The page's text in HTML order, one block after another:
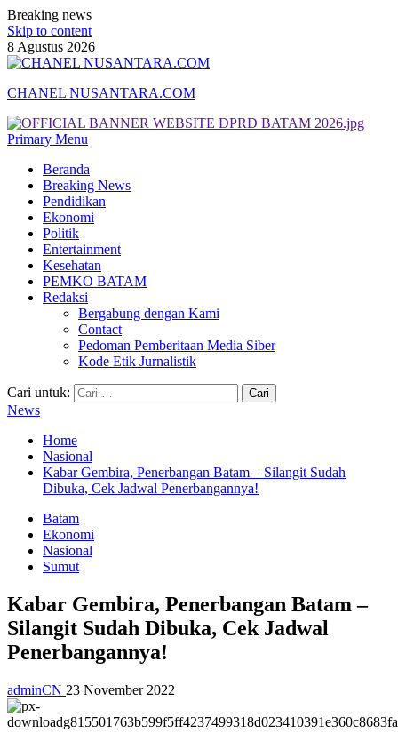
Breaking news
Skip to content
8 Agustus 2026
CHANEL NUSANTARA.COM
Primary Menu
Beranda
Breaking News
Pendidikan
Ekonomi
Politik
Entertainment
Kesehatan
PEMKO BATAM
Redaksi
Bergabung dengan Kami
Contact
Pedoman Pemberitaan Media Siber
Kode Etik Jurnalistik
Cari untuk:
News
Home
Nasional
Kabar Gembira, Penerbangan Batam – Silangit Sudah
Dibuka, Cek Jadwal Penerbangannya!
Batam
Ekonomi
Nasional
Sumut
Kabar Gembira, Penerbangan Batam –
Silangit Sudah Dibuka, Cek Jadwal
Penerbangannya!
adminCN 23 November 2022